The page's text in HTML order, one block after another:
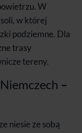
W
w której
podziemne. Dla
trasy
tereny.
–
niesie ze sobą